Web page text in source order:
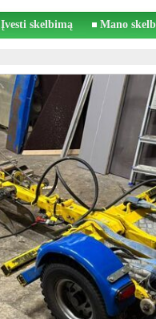
Įvesti skelbimą Mano